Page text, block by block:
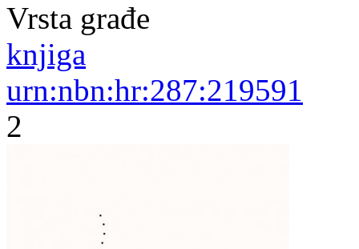
Vrsta građe
knjiga
urn:nbn:hr:287:219591
2